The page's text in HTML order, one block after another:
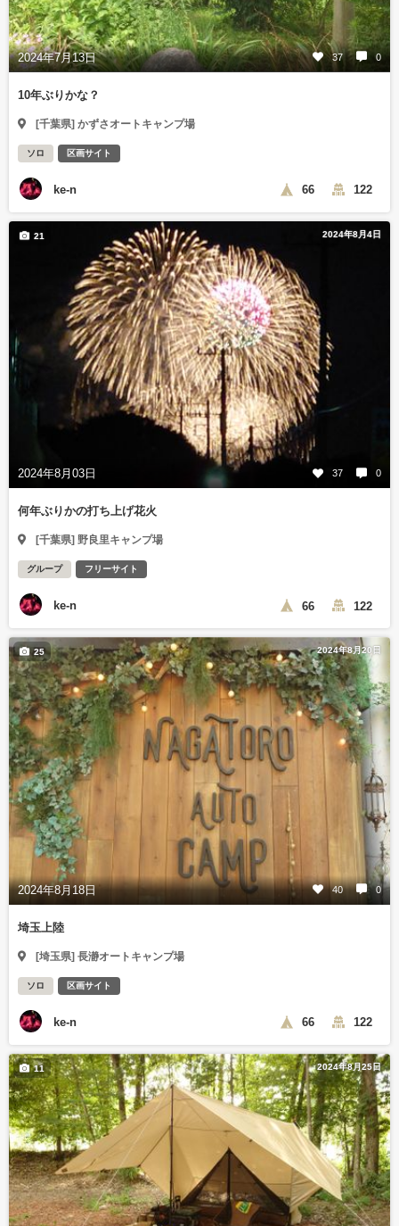
2024年7月13日 37 0
10年ぶりかな？
[千葉県] かずさオートキャンプ場
ソロ 区画サイト
ke-n 66 122
2024年8月4日
2024年8月03日 37 0
21
何年ぶりかの打ち上げ花火
[千葉県] 野良里キャンプ場
グループ フリーサイト
ke-n 66 122
2024年8月20日
2024年8月18日 40 0
25
埼玉上陸
[埼玉県] 長瀞オートキャンプ場
ソロ 区画サイト
ke-n 66 122
2024年8月25日
11